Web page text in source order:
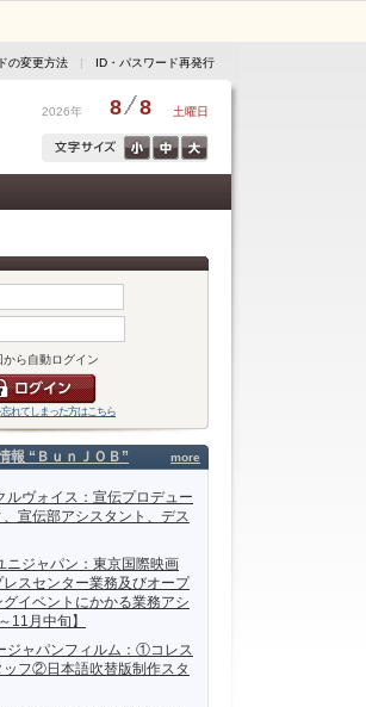
の変更方法 | ID・パスワード再発行
2026年 8 8 土曜日
から自動ログイン
れてしまった方はこちら
more
報 “ＢｕｎＪＯＢ”
ルヴォイス：宣伝プロデュー
宣伝部アシスタント、デス
ニジャパン：東京国際映画
スセンター業務及びオープ
イベントにかかる業務アシ
11月中旬】
ジャパンフィルム：①コレス
フ②日本語吹替版制作スタ